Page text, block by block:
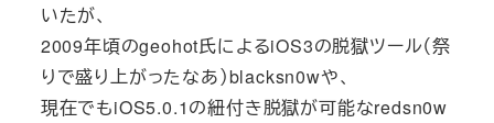
いたが、
2009年頃のgeohot氏によるiOS3の脱獄ツール（祭
りで盛り上がったなあ）blacksn0wや、
現在でもiOS5.0.1の紐付き脱獄が可能なredsn0w